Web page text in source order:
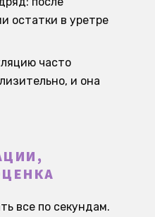
остатки в уретре
часто
и она
все по секундам.